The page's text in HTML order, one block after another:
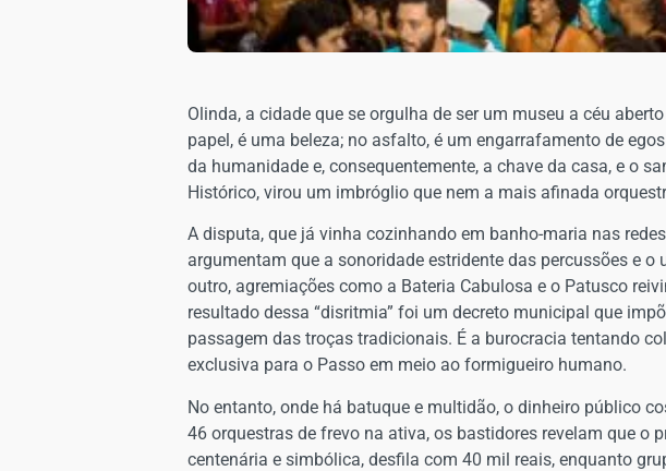
Olinda, a cidade que se orgulha de ser um museu a céu
papel, é uma beleza; no asfalto, é um engarrafamento de
da humanidade e, consequentemente, a chave da casa, e o
Histórico, virou um imbróglio que nem a mais afinada
A disputa, que já vinha cozinhando em banho-maria nas
argumentam que a sonoridade estridente das percussões e
outro, agremiações como a Bateria Cabulosa e o Patusco
resultado dessa “disritmia” foi um decreto municipal que
passagem das troças tradicionais. É a burocracia tentando
exclusiva para o Passo em meio ao formigueiro humano.
No entanto, onde há batuque e multidão, o dinheiro público
46 orquestras de frevo na ativa, os bastidores revelam que o
centenária e simbólica, desfila com 40 mil reais, enquanto